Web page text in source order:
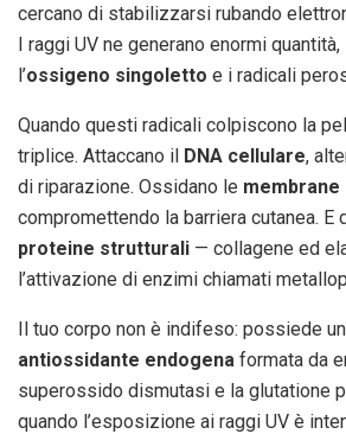
cercano di stabilizzarsi rubando
I raggi UV ne generano enormi
l’ossigeno singoletto e i radicali
Quando questi radicali colpiscono la
triplice. Attaccano il DNA cellulare,
di riparazione. Ossidano le membrane
compromettendo la barriera cutanea. E
proteine strutturali — collagene ed
l’attivazione di enzimi chiamati
Il tuo corpo non è indifeso: possiede
antiossidante endogena formata da
superossido dismutasi e la glutatione
quando l’esposizione ai raggi UV è